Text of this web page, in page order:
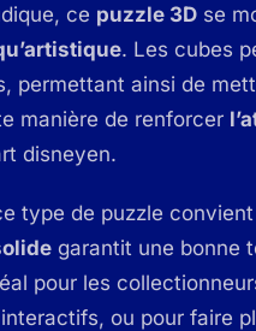
ce puzzle 3D se
. Les cubes
permettant ainsi de
manière de renforcer
disneyen.
type de puzzle
garantit une bonne
pour les
ou pour faire